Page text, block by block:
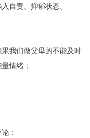
自责、抑郁状态。
我们做父母的不能及时
情绪；
：